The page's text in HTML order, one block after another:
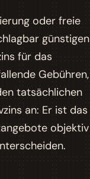
oder freie
günstigen
für das
Gebühren,
tatsächlichen
an: Er ist das
objektiv